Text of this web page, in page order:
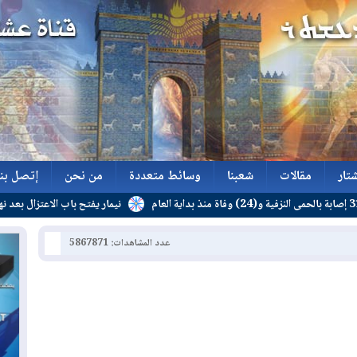
مقالات
مقالات
شعبنا
شعبنا
وسائط متعددة
وسائط متعددة
من نحن
من نحن
إتصل
إتصل
نيمار يفتح باب الاعتزال بعد نهاية عقده
عدد المشاهدات: 5867871